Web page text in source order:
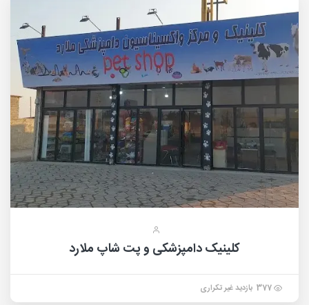
کلینیک دامپزشکی و پت شاپ ملارد
377 بازدید غیر تکراری